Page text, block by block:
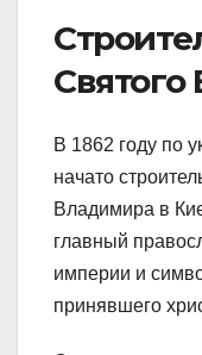
В 1862 году по
начато
Владимира в
главный
империи и
принявшего